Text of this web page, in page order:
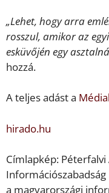
„Lehet, hogy arra
rosszul, amikor az
esküvőjén egy
hozzá.
A teljes adást a
hirado.hu
Címlapkép:
a magyarországi